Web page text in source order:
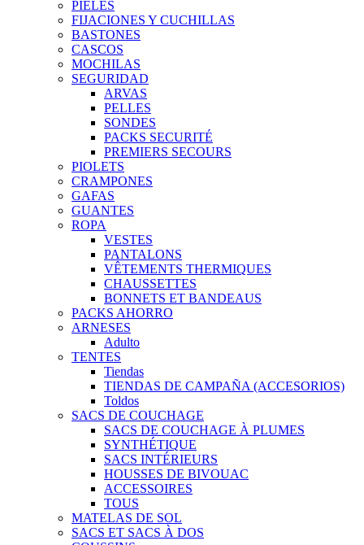
PIELES
FIJACIONES Y CUCHILLAS
BASTONES
CASCOS
MOCHILAS
SEGURIDAD
ARVAS
PELLES
SONDES
PACKS SECURITÉ
PREMIERS SECOURS
PIOLETS
CRAMPONES
GAFAS
GUANTES
ROPA
VESTES
PANTALONS
VÊTEMENTS THERMIQUES
CHAUSSETTES
BONNETS ET BANDEAUS
PACKS AHORRO
ARNESES
Adulto
TENTES
Tiendas
TIENDAS DE CAMPAÑA (ACCESORIOS)
Toldos
SACS DE COUCHAGE
SACS DE COUCHAGE À PLUMES
SYNTHÉTIQUE
SACS INTÉRIEURS
HOUSSES DE BIVOUAC
ACCESSOIRES
TOUS
MATELAS DE SOL
SACS ET SACS À DOS